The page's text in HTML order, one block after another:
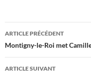
Navigation
des
articles
ARTICLE PRÉCÉDENT
Montigny-le-Roi met
ARTICLE SUIVANT